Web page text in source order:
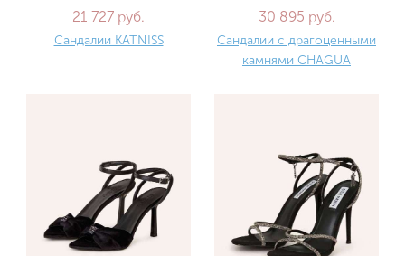
21 727 руб.
Сандалии KATNISS
30 895 руб.
Сандалии с драгоценными
камнями CHAGUA